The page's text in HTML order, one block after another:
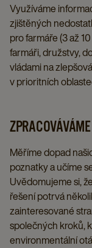
Využíváme
zjištěných
pro farmáře (3 až
farmáři, družstvy,
vládami na
v prioritních
ZPRACOVÁVÁME
Měříme dopad
poznatky a učíme
Uvědomujeme si,
řešení potrvá
zainteresované
společných kroků,
environmentální